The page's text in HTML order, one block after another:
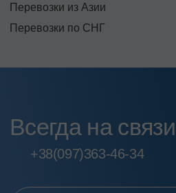
Перевозки из Азии
Перевозки по СНГ
Всегда на связи
+38(097)363-46-34